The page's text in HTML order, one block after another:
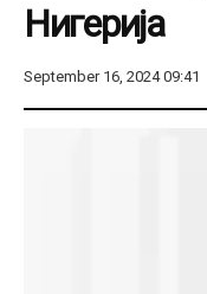
Нигерија
September 16, 2024 09:41